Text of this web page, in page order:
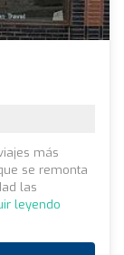
más
se remonta
las
leyendo